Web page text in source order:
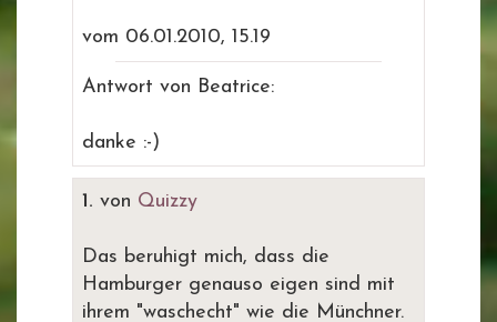
vom 06.01.2010, 15.19
Antwort von Beatrice:
danke :-)
1. von Quizzy
Das beruhigt mich, dass die
Hamburger genauso eigen sind mit
ihrem "waschecht" wie die Münchner.